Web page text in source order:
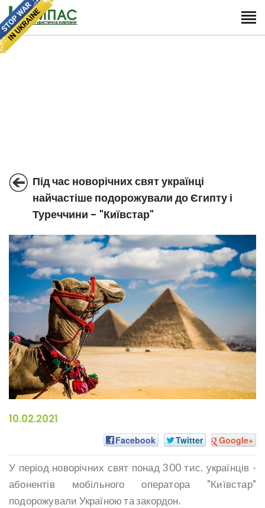
Під час новорічних свят українці
найчастіше подорожували до Єгипту і
Туреччини - "Київстар"
10.02.2021
Facebook Twitter Google+
У період новорічних свят понад 300 тис. українців -
абонентів мобільного оператора "Київстар"
подорожували Україною та закордон.